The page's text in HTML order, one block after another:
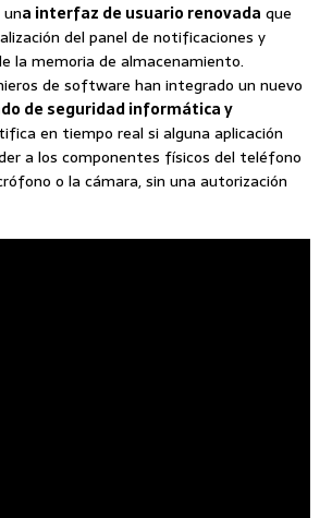
a interfaz de usuario renovada que
del panel de notificaciones y
la memoria de almacenamiento.
de software han integrado un nuevo
de seguridad informática y
en tiempo real si alguna aplicación
a los componentes físicos del teléfono
o la cámara, sin una autorización